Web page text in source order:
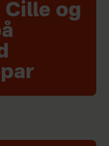
Cille og